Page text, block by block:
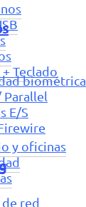
Teclado
y oficinas
biométrica
Parallel
E/S
de red